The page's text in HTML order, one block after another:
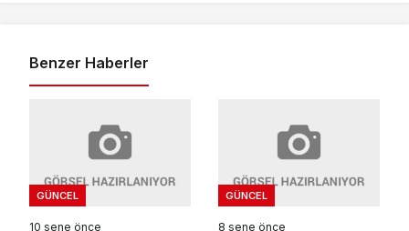
Benzer Haberler
GÜNCEL
10 sene önce
GÜNCEL
8 sene önce